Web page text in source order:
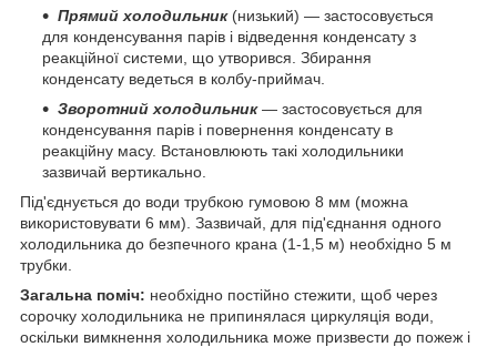
Прямий холодильник(низький) — застосовується
для конденсування парів і відведення конденсату з
реакційної системи, що утворився. Збирання
конденсату ведеться в колбу-приймач.
Зворотний холодильник― застосовується для
конденсування парів і повернення конденсату в
реакційну масу. Встановлюють такі холодильники
зазвичай вертикально.
Під'єднується до води трубкою гумовою 8 мм (можна
використовувати 6 мм). Зазвичай, для під'єднання одного
холодильника до безпечного крана (1-1,5 м) необхідно 5 м
трубки.
Загальна поміч: необхідно постійно стежити, щоб через
сорочку холодильника не припинялася циркуляція води,
оскільки вимкнення холодильника може призвести до пожеж і